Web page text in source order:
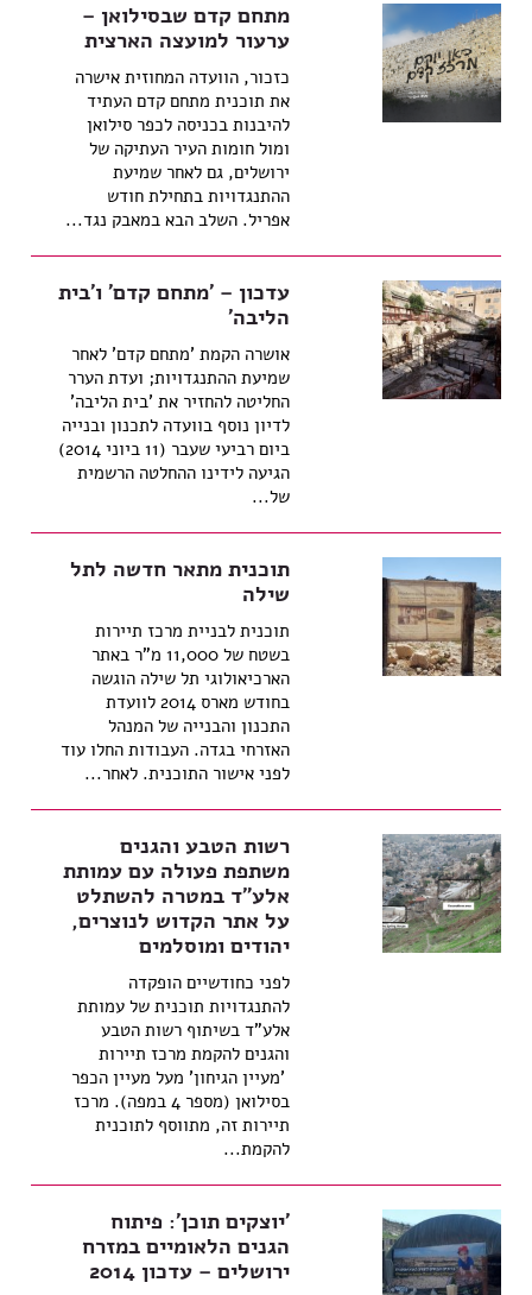
מתחם קדם שבסילואן –
ערעור למועצה הארצית
כזכור, הוועדה המחוזית אישרה
את תוכנית מתחם קדם העתיד
להיבנות בכניסה לכפר סילואן
ומול חומות העיר העתיקה של
ירושלים, גם לאחר שמיעת
ההתנגדויות בתחילת חודש
אפריל. השלב הבא במאבק נגד...
עדכון – 'מתחם קדם' ו'בית
הליבה'
אושרה הקמת 'מתחם קדם' לאחר
שמיעת ההתנגדויות; ועדת הערר
החליטה להחזיר את 'בית הליבה'
לדיון נוסף בוועדה לתכנון ובנייה
ביום רביעי שעבר (11 ביוני 2014)
הגיעה לידינו ההחלטה הרשמית
של...
תוכנית מתאר חדשה לתל
שילה
תוכנית לבניית מרכז תיירות
בשטח של 11,000 מ"ר באתר
הארכיאולוגי תל שילה הוגשה
בחודש מארס 2014 לוועדת
התכנון והבנייה של המנהל
האזרחי בגדה. העבודות החלו עוד
לפני אישור התוכנית. לאחר...
רשות הטבע והגנים
משתפת פעולה עם עמותת
אלע"ד במטרה להשתלט
על אתר הקדוש לנוצרים,
יהודים ומוסלמים
לפני כחודשיים הופקדה
להתנגדויות תוכנית של עמותת
אלע"ד בשיתוף רשות הטבע
והגנים להקמת מרכז תיירות
'מעיין הגיחון' מעל מעיין הכפר
בסילואן (מספר 4 במפה). מרכז
תיירות זה, מתווסף לתוכנית
להקמת...
'יוצקים תוכן': פיתוח
הגנים הלאומיים במזרח
ירושלים – עדכון 2014